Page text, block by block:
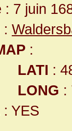
: 7 juin
:
:
LATI :
LONG :
: YES